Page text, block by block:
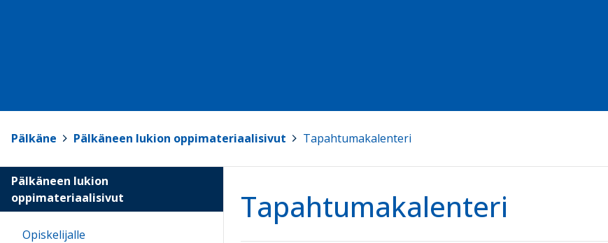
Pälkäne Pälkäneen lukion oppimateriaalisivut Tapahtumakalenteri
Tapahtumakalenteri
Pälkäneen lukion
oppimateriaalisivut
Opiskelijalle